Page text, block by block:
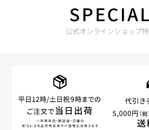
SPECIAL
公式オンラインショップ